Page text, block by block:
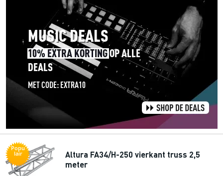
Popu
lair
Altura FA34/H-250 vierkant truss 2,5
meter